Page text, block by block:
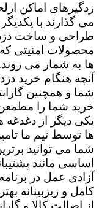
زدگیرهای اماکن
می گذارند با
طراحی و ساخت
محصولات امنیتی
ها به شمار می
آنچه هنگام خرید
شما و همچنین
خرید شما را مطمعن
یکی دیگر از دغدغه
ها توسط تیم ما
شما می توانید
آزادی عمل در
کامل و ریزبینانه
از اصالت کالا و